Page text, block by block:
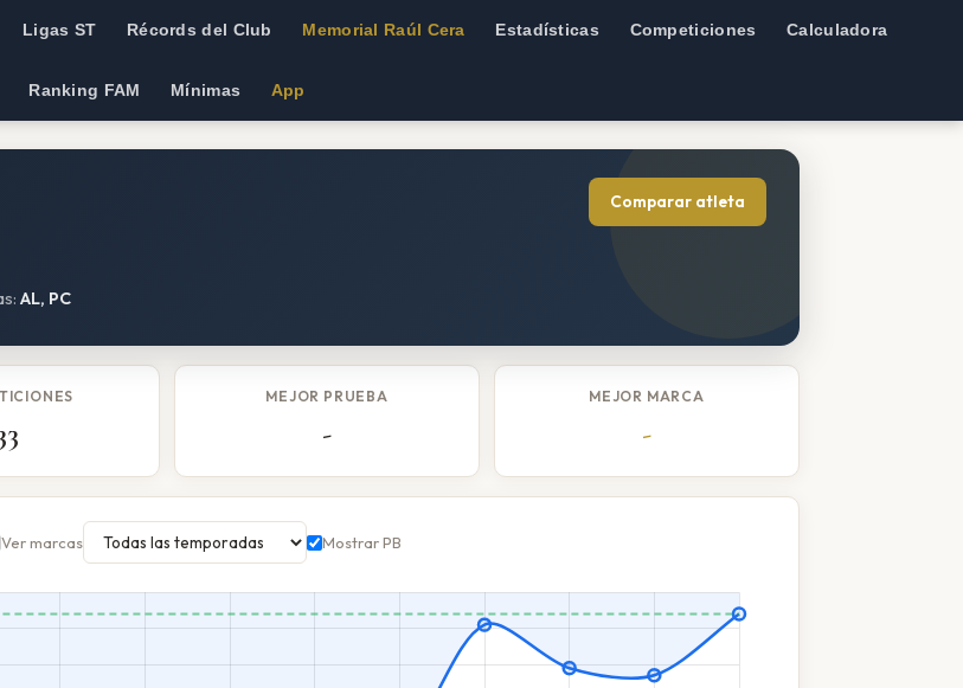
Ligas ST Récords del Club Memorial Raúl Cera Estadísticas Competiciones Calculadora
Ranking FAM Mínimas App
Comparar atleta
AL, PC
MEJOR PRUEBA
-
MEJOR MARCA
-
Ver marcas Mostrar PB